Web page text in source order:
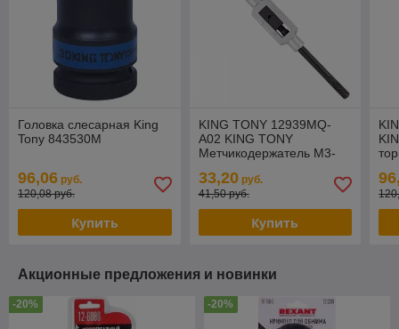
Головка слесарная King
Tony 843530M
96,06 руб.
120,08 руб.
Купить
KING TONY 12939MQ-
A02 KING TONY
Метчикодержатель М3-
33,20руб.
41,50 руб.
Купить
1",
Акционные предложения и новинки
-20% -20%